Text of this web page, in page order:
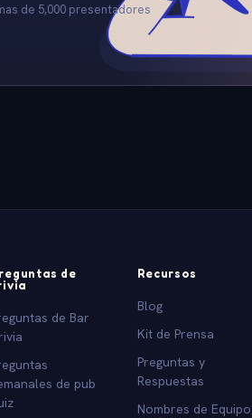
de 5,000 presentadores
de
de Bar
de pub
Recursos
Blog
Kit de Prensa
Preguntas y
Respuestas
Nombres de Equipo